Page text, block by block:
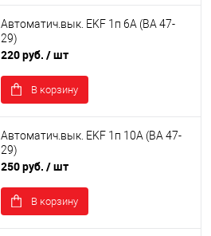
Автоматич.вык. EKF 1п 6А (ВА 47-
29)
220 руб. / шт
В корзину
Автоматич.вык. EKF 1п 10А (ВА 47-
29)
250 руб. / шт
В корзину